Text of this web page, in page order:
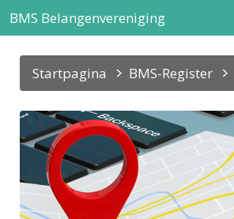
BMS Belangenvereniging
Startpagina BMS-Register